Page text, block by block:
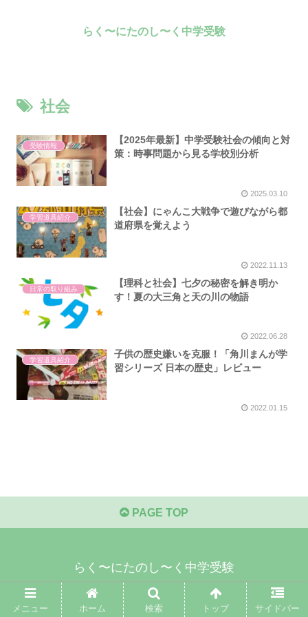
らく〜にたのし〜く中学受験
社会
受験情報
【2025年最新】中学受験社会の傾向と対
策：時事問題から見る学校別分析
2025.03.10
学習道具紹介
【社会】にゃんこ大戦争で遊びながら都
道府県を覚えよう
2022.11.13
日常の取り組み
【理科と社会】七夕の秘密を解き明か
す！夏の大三角と天の川の物語
2022.06.28
学習道具紹介
子供の歴史嫌いを克服！「角川まんが学
習シリーズ 日本の歴史」レビュー
2022.01.15
PAGE TOP
らく〜にたのし〜く中学受験
© 2021 らく〜にたのし〜く中学受験.
メニュー ホーム 検索 トップ サイドバー